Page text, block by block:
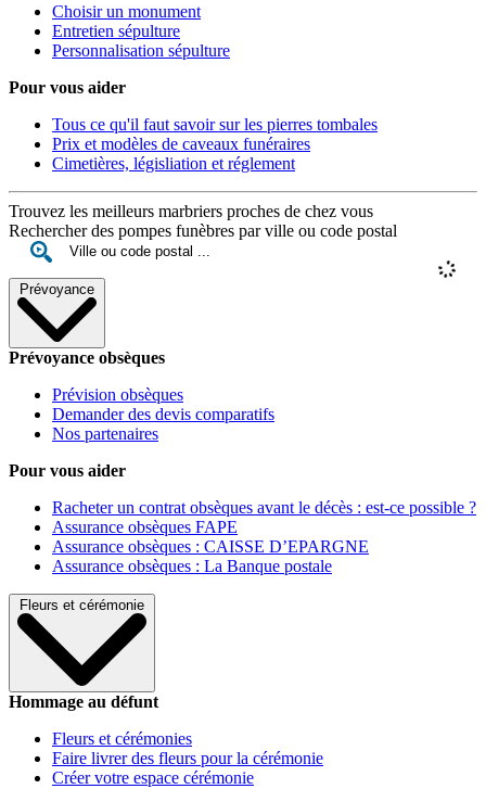
Choisir un monument
Entretien sépulture
Personnalisation sépulture
Pour vous aider
Tous ce qu'il faut savoir sur les pierres tombales
Prix et modèles de caveaux funéraires
Cimetières, législiation et réglement
Trouvez les meilleurs marbriers proches de chez vous
Rechercher des pompes funèbres par ville ou code postal
Prévoyance
Prévoyance obsèques
Prévision obsèques
Demander des devis comparatifs
Nos partenaires
Pour vous aider
Racheter un contrat obsèques avant le décès : est-ce possible ?
Assurance obsèques FAPE
Assurance obsèques : CAISSE D’EPARGNE
Assurance obsèques : La Banque postale
Fleurs et cérémonie
Hommage au défunt
Fleurs et cérémonies
Faire livrer des fleurs pour la cérémonie
Créer votre espace cérémonie